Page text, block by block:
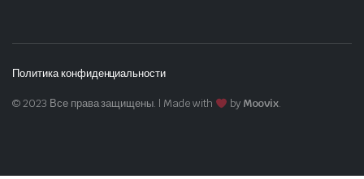
Политика конфиденциальности
© 2023 Все права защищены. | Made with by Moovix.